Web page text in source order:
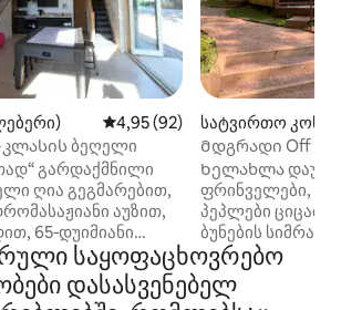
საშუალო შეფასებაა 5‑დან
4,95 (92)
კლასის ბეღელი
ღია გეგმარებით,
აუზით,
65‑დუიმიანი
რა თქმა უნდა,
ფუფუნების
გადის.
სატვირთო
orcestershire)
Მდგრადი Off
საცხოვრებელი
Ხელახლა
ფრინველები,
პეპლები ციცაბო
ბუნების
ზემოთ. Უნიკალური დაპროექტებული
საყოფაცხოვრებო
დასასვენებელ